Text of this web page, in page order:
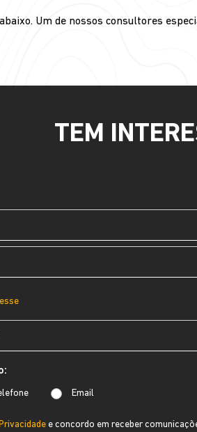
Um de nossos consultores
TEM
Email
e concordo em receber